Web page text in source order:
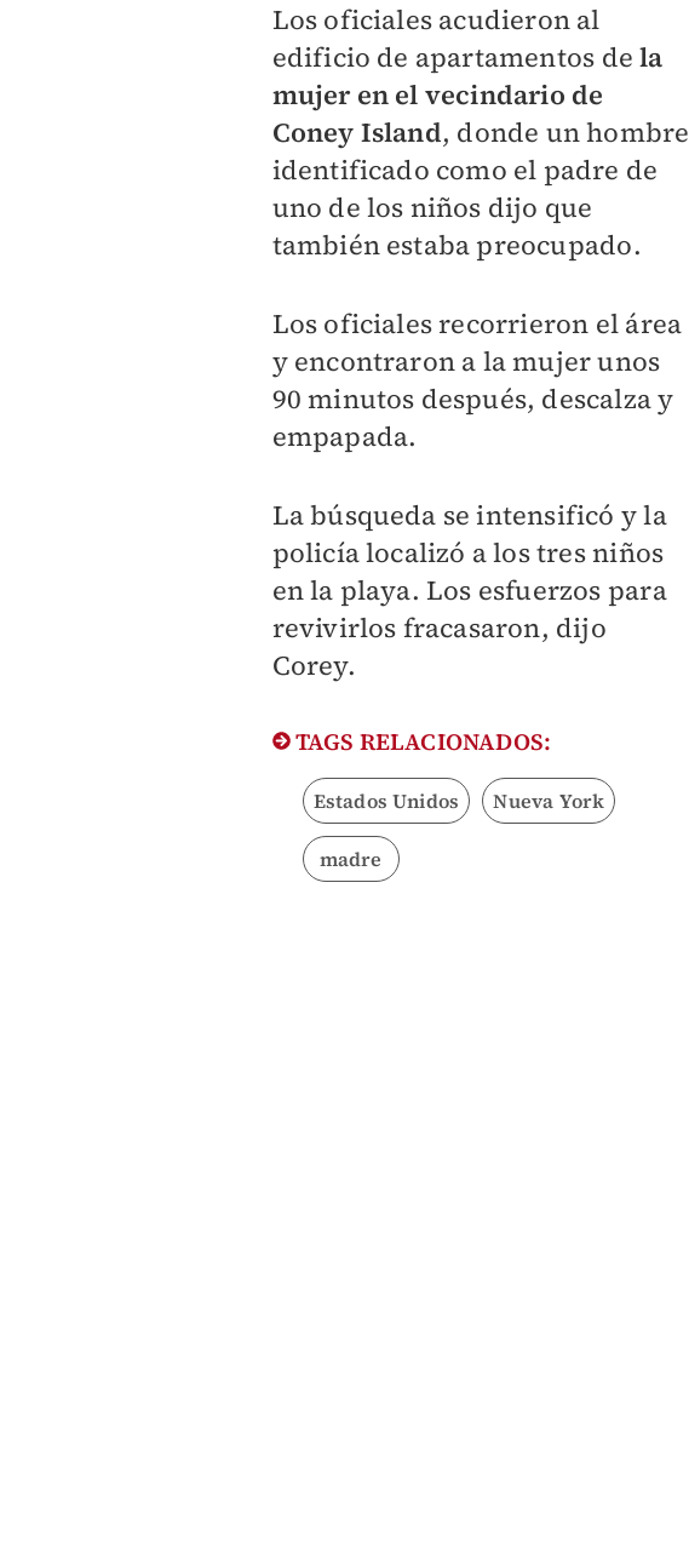
Los oficiales acudieron al
edificio de apartamentos dela
mujer en el vecindario de
Coney Island, donde un hombre
identificado como el padre de
uno de los niños dijo que
también estaba preocupado.
Los oficiales recorrieron el área
y encontraron a la mujer unos
90 minutos después, descalza y
empapada.
La búsqueda se intensificó y la
policía localizó a los tres niños
en la playa. Los esfuerzos para
revivirlos fracasaron, dijo
Corey.
TAGS RELACIONADOS:
Estados Unidos Nueva York
madre